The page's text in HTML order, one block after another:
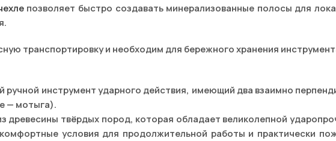
позволяет быстро создавать минерализованные полосы для
транспортировку и необходим для бережного хранения
инструмент ударного действия, имеющий два взаимно
— мотыга).
древесины твёрдых пород, которая обладает великолепной
условия для продолжительной работы и практически